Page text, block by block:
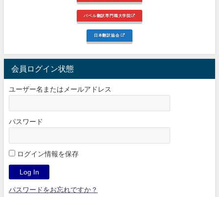
バベル翻訳専門職大学院
日本翻訳協会
会員ログイン状態
ユーザー名またはメールアドレス
パスワード
ログイン情報を保存
パスワードをお忘れですか？